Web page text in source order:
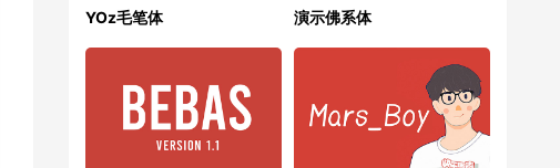
YOz毛笔体 演示佛系体